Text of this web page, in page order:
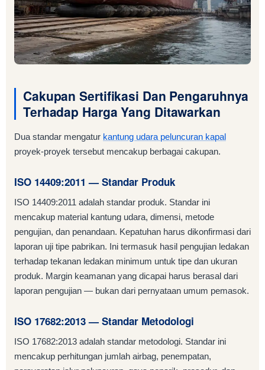
Cakupan Sertifikasi Dan Pengaruhnya
Terhadap Harga Yang Ditawarkan
Dua standar mengatur kantung udara peluncuran kapal
proyek-proyek tersebut mencakup berbagai cakupan.
ISO 14409:2011 — Standar Produk
ISO 14409:2011 adalah standar produk. Standar ini
mencakup material kantung udara, dimensi, metode
pengujian, dan penandaan. Kepatuhan harus dikonfirmasi dari
laporan uji tipe pabrikan. Ini termasuk hasil pengujian ledakan
terhadap tekanan ledakan minimum untuk tipe dan ukuran
produk. Margin keamanan yang dicapai harus berasal dari
laporan pengujian — bukan dari pernyataan umum pemasok.
ISO 17682:2013 — Standar Metodologi
ISO 17682:2013 adalah standar metodologi. Standar ini
mencakup perhitungan jumlah airbag, penempatan,